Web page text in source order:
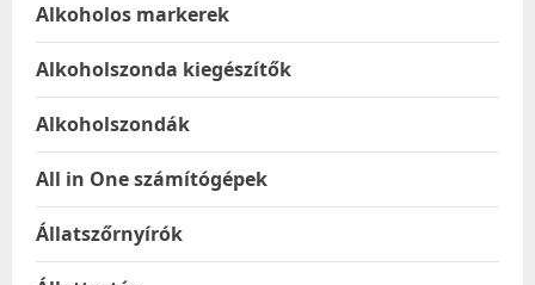
Alkoholos markerek
Alkoholszonda kiegészítők
Alkoholszondák
All in One számítógépek
Állatszőrnyírók